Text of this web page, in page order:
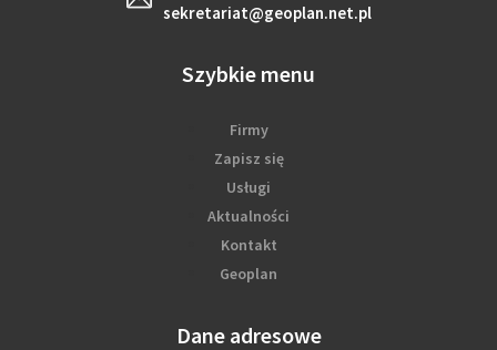
sekretariat@geoplan.net.pl
Szybkie menu
Firmy
Zapisz się
Usługi
Aktualności
Kontakt
Geoplan
Dane adresowe